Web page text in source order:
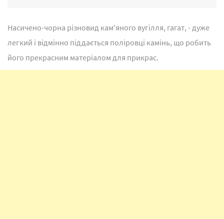
Насичено-чорна різновид кам'яного вугілля, гагат, - дуже
легкий і відмінно піддається поліровці камінь, що робить
його прекрасним матеріалом для прикрас.